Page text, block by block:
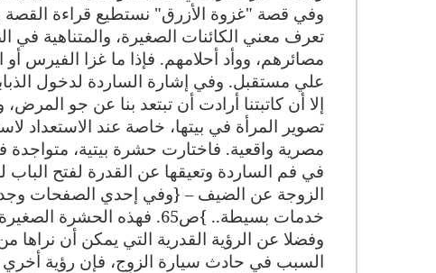
وفي قصة "غزوة الأزرق" نستطيع قراءة القصة
تعرف معني الكائنات الصغيرة، والمتناهية في
مصائرهم، ووأد أحلامهم. فإذا ما غزا
علي مستقبل. وفي إشارة الساردة لدخول
إلا أن كاتبتنا أرادت أن تبتعد بنا عن جو
تصوير المرأة في بيتها، خاصة عند
مصرية واقعية. فاختارت حشرة بيتية، متواجدة
في فم الساردة وتعيقها عن القدرة لفتح الباب
الزوجة عن الضيف – {وفي إحدي الصفحات
خدمات بسيطة.. }ص65. فهذه الحشرة الصغيرة قطعت أمل الزوج في الحصول علي هذا الدفع بسخاء
وفضلا عن الرؤية القدرية التي يمكن أن نراها
السبب في حادث سيارة الزوج، فإن رؤية